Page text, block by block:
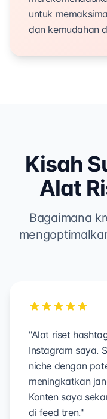
untuk
dan kemudahan
Kisah
Alat
Bagaimana
"Alat riset
Instagram saya.
niche dengan
meningkatkan
Konten saya
di feed tren."